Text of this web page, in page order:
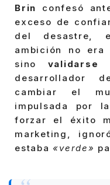
Brin confesó
exceso de
del desastre,
ambición no era
sino
desarrollador
cambiar el
impulsada por
forzar el éxito
marketing,
estaba «verde»